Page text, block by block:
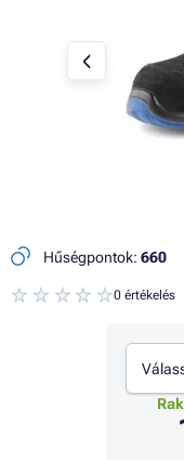
Hűségpontok: 660
0 értékelés